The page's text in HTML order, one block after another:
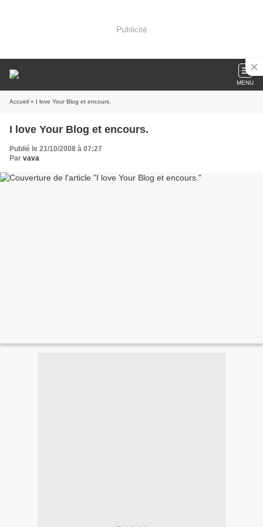
Publicité
MENU
Accueil » I love Your Blog et encours.
I love Your Blog et encours.
Publié le 21/10/2008 à 07:27
Par vava